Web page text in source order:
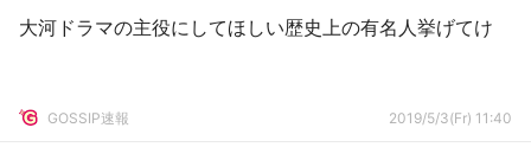
大河ドラマの主役にしてほしい歴史上の有名人挙げてけ
GOSSIP速報 2019/5/3(Fr) 11:40